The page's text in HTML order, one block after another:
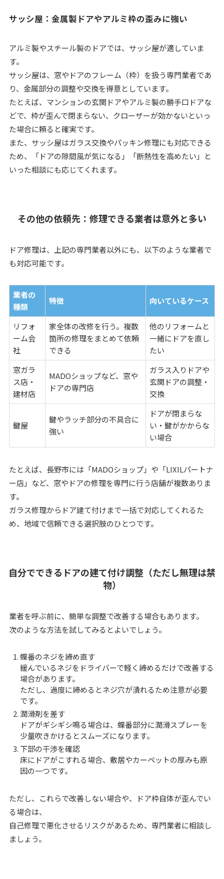
サッシ屋：金属製ドアやアルミ枠の歪みに強い
アルミ製やスチール製のドアでは、サッシ屋が適していま
す。
サッシ屋は、窓やドアのフレーム（枠）を扱う専門業者であ
り、金属部分の調整や交換を得意としています。
たとえば、マンションの玄関ドアやアルミ製の勝手口ドアな
どで、枠が歪んで閉まらない、クローザーが効かないといっ
た場合に頼ると確実です。
また、サッシ屋はガラス交換やパッキン修理にも対応できる
ため、「ドアの隙間風が気になる」「断熱性を高めたい」と
いった相談にも応じてくれます。
その他の依頼先：修理できる業者は意外と多い
ドア修理は、上記の専門業者以外にも、以下のような業者で
も対応可能です。
業者の
種類
特徴 向いているケース
リフォ
ーム会
社
家全体の改修を行う。複数
箇所の修理をまとめて依頼
できる
他のリフォームと
一緒にドアを直し
たい
窓ガラ
ス店・
建材店
MADOショップなど、窓や
ドアの専門店
ガラス入りドアや
玄関ドアの調整・
交換
鍵屋
鍵やラッチ部分の不具合に
強い
ドアが閉まらな
い・鍵がかからな
い場合
たとえば、長野市には「MADOショップ」や「LIXILパートナ
ー店」など、窓やドアの修理を専門に行う店舗が複数ありま
す。
ガラス修理からドア建て付けまで一括で対応してくれるた
め、地域で信頼できる選択肢のひとつです。
自分でできるドアの建て付け調整（ただし無理は禁
物）
業者を呼ぶ前に、簡単な調整で改善する場合もあります。
次のような方法を試してみるとよいでしょう。
蝶番のネジを締め直す
緩んでいるネジをドライバーで軽く締めるだけで改善する
場合があります。
ただし、過度に締めるとネジ穴が潰れるため注意が必要
です。
潤滑剤を差す
ドアがギシギシ鳴る場合は、蝶番部分に潤滑スプレーを
少量吹きかけるとスムーズになります。
下部の干渉を確認
床にドアがこすれる場合、敷居やカーペットの厚みも原
因の一つです。
ただし、これらで改善しない場合や、ドア枠自体が歪んでい
る場合は、
自己修理で悪化させるリスクがあるため、専門業者に相談し
ましょう。